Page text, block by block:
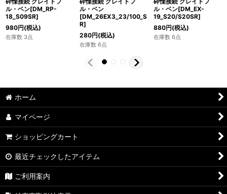
ル・ベン[DM_RP-
18_S09SR]
980円(税込)
在庫数 3点
ル・ベン
[DM_26EX3_23/100_S
R]
280円(税込)
在庫数 6点
ル・ベン[DM_EX-
19_S20/S20SR]
880円(税込)
在庫数 6点
ホーム
マイページ
ショッピングカート
最近チェックしたアイテム
ご利用案内